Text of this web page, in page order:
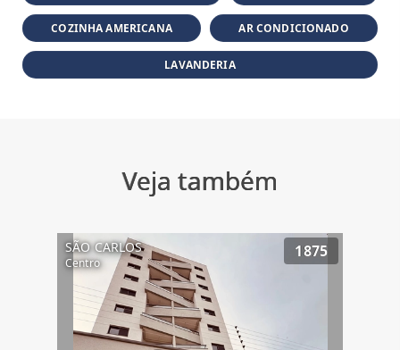
COZINHA AMERICANA AR CONDICIONADO
LAVANDERIA
Veja também
SÃO CARLOS
Centro
1875